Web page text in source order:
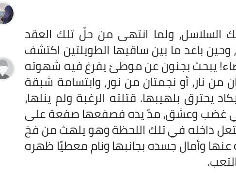
السلاسل، ولما انتهى من حلّ تلك العقد
وحين باعد ما بين ساقيها الطويلتين اكتشف
يبحث بجنون عن موطئ يفرغ فيه شهوته
من نار، أو نجمتان من نور، وابتسامة شبقة
بلهيبها. قتلته الرغبة ولم ينلها،
غضب وعشق، مدّ يده فصفعها صفعة على
داخله في تلك اللحظة وهو يلهث من فخ
وأمال جسده بجانبها ونام معطيًا ظهره